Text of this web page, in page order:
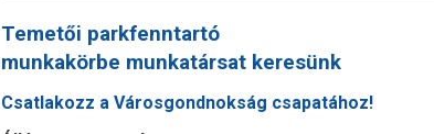
Temetői parkfenntartó
munkakörbe munkatársat keresünk
Csatlakozz a Városgondnokság csapatához!